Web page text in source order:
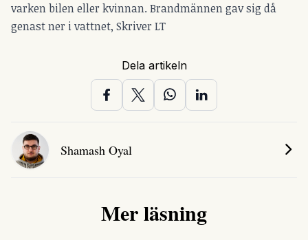
varken bilen eller kvinnan. Brandmännen gav sig då
genast ner i vattnet, Skriver LT
Dela artikeln
Shamash Oyal
Mer läsning